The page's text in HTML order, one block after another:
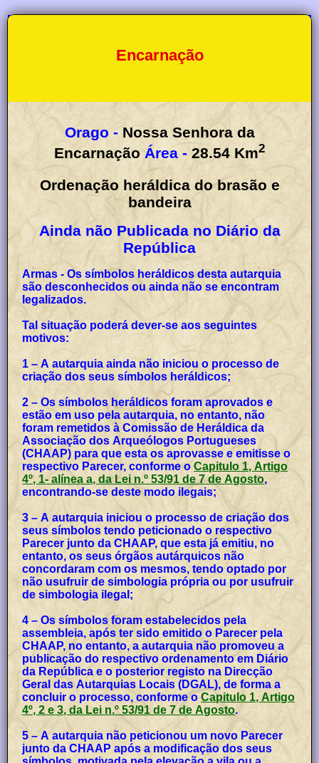
Encarnação
Orago - Nossa Senhora da
Encarnação Área - 28.54 Km2
Ordenação heráldica do brasão e
bandeira
Ainda não Publicada no Diário da
República
Armas - Os símbolos heráldicos desta autarquia
são desconhecidos ou ainda não se encontram
legalizados.
Tal situação poderá dever-se aos seguintes
motivos:
1 – A autarquia ainda não iniciou o processo de
criação dos seus símbolos heráldicos;
2 – Os símbolos heráldicos foram aprovados e
estão em uso pela autarquia, no entanto, não
foram remetidos à Comissão de Heráldica da
Associação dos Arqueólogos Portugueses
(CHAAP) para que esta os aprovasse e emitisse o
respectivo Parecer, conforme oCapitulo 1, Artigo
4º, 1- alínea a, da Lei n.º 53/91 de 7 de Agosto,
encontrando-se deste modo ilegais;
3 – A autarquia iniciou o processo de criação dos
seus símbolos tendo peticionado o respectivo
Parecer junto da CHAAP, que esta já emitiu, no
entanto, os seus órgãos autárquicos não
concordaram com os mesmos, tendo optado por
não usufruir de simbologia própria ou por usufruir
de simbologia ilegal;
4 – Os símbolos foram estabelecidos pela
assembleia, após ter sido emitido o Parecer pela
CHAAP, no entanto, a autarquia não promoveu a
publicação do respectivo ordenamento em Diário
da República e o posterior registo na Direcção
Geral das Autarquias Locais (DGAL), de forma a
concluir o processo, conforme oCapitulo 1, Artigo
4º, 2 e 3, da Lei n.º 53/91 de 7 de Agosto.
5 – A autarquia não peticionou um novo Parecer
junto da CHAAP após a modificação dos seus